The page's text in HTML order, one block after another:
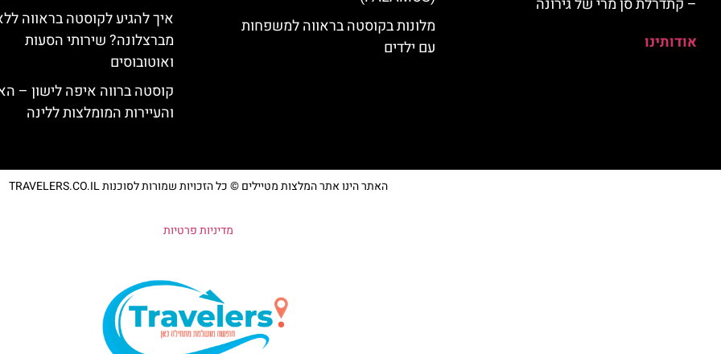
– קתדרלת סן מרי של גירונה
אודותינו
מלונות בקוסטה בראווה למשפחות
עם ילדים
איך להגיע לקוסטה בראווה
מברצלונה? שירותי הסעות
ואוטובוסים
קוסטה ברווה איפה לישון –
והעיירות המומלצות ללינה
האתר הינו אתר המלצות מטיילים © כל הזכויות שמורות לסוכנות TRAVELERS.CO.IL
מדיניות פרטיות